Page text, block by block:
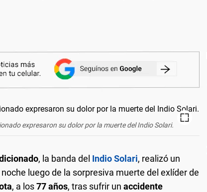
expresaron su dolor por la muerte del Indio Solari.
, la banda del Indio Solari, realizó un
luego de la sorpresiva muerte del exlíder de
, a los77 años, tras sufrir un accidente